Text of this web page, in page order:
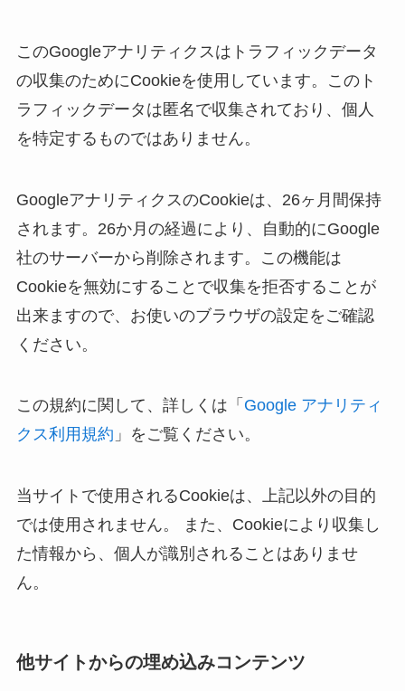
このGoogleアナリティクスはトラフィックデータ
の収集のためにCookieを使用しています。このト
ラフィックデータは匿名で収集されており、個人
を特定するものではありません。
GoogleアナリティクスのCookieは、26ヶ月間保持
されます。26か月の経過により、自動的にGoogle
社のサーバーから削除されます。この機能は
Cookieを無効にすることで収集を拒否することが
出来ますので、お使いのブラウザの設定をご確認
ください。
この規約に関して、詳しくは「 Google アナリティ
クス利用規約 」をご覧ください。
当サイトで使用されるCookieは、上記以外の目的
では使用されません。 また、Cookieにより収集し
た情報から、個人が識別されることはありませ
ん。
他サイトからの埋め込みコンテンツ